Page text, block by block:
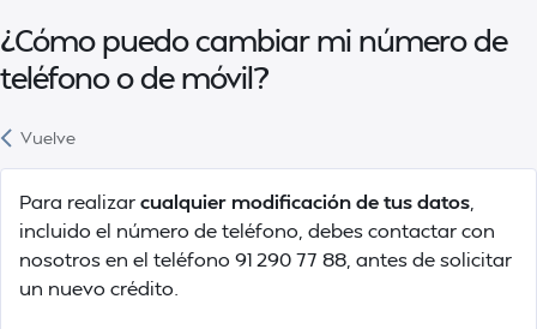
¿Cómo puedo cambiar mi número de
teléfono o de móvil?
Vuelve
Para realizarcualquier modificación de tus datos
incluido el número de teléfono, debes contactar con
nosotros en el teléfono 91 290 77 88, antes de solicitar
un nuevo crédito.